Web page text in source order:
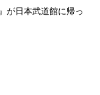
が日本武道館に帰っ